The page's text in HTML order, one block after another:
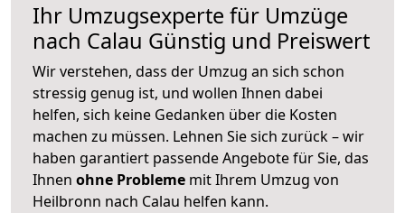
Ihr Umzugsexperte für Umzüge
nach Calau Günstig und Preiswert
Wir verstehen, dass der Umzug an sich schon
stressig genug ist, und wollen Ihnen dabei
helfen, sich keine Gedanken über die Kosten
machen zu müssen. Lehnen Sie sich zurück – wir
haben garantiert passende Angebote für Sie, das
Ihnen ohne Probleme mit Ihrem Umzug von
Heilbronn nach Calau helfen kann.